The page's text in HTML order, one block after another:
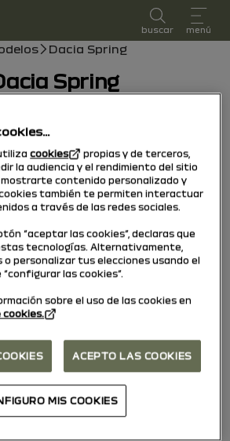
buscar menú
Dacia Spring
Spring
testigos Guía en PDF Buscar
Agregar a favoritos
Compartir
de su vehículo
cookies
propias y de terceros,
la audiencia y el rendimiento del sitio
mostrarte contenido personalizado y
también te permiten interactuar
a través de las redes sociales.
“aceptar las cookies”, declaras que
tecnologías. Alternativamente,
o personalizar tus elecciones usando el
las cookies”.
sobre el uso de las cookies en
ACEPTO LAS COOKIES
MIS COOKIES